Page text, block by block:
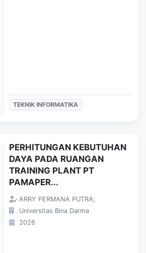
TEKNIK INFORMATIKA
PERHITUNGAN KEBUTUHAN
DAYA PADA RUANGAN
TRAINING PLANT PT
PAMAPER...
ARRY PERMANA PUTRA;
Universitas Bina Darma
2026